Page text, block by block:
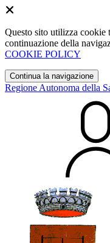
Questo sito utilizza cookie
continuazione della
COOKIE POLICY
Continua la navigazione
Regione Autonoma della